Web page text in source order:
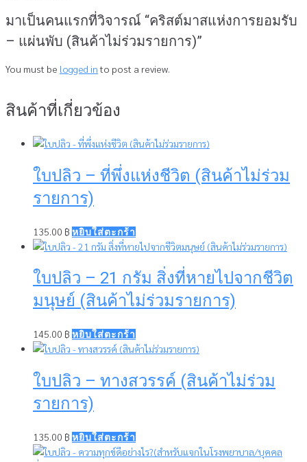
มาเป็นคนแรกที่วิจารณ์ “คริสต์มาสแห่งการยอมรับ
– แผ่นพับ (สินค้าไม่ร่วมรายการ)”
You must be logged into post a review.
สินค้าที่เกี่ยวข้อง
ใบปลิว – ที่พึ่งแห่งชีวิต (สินค้าไม่ร่วม
รายการ)
135.00 ฿ หยิบใส่ตะกร้า
ใบปลิว – 21 กรัม สิ่งที่หายไปจากชีวิต
มนุษย์ (สินค้าไม่ร่วมรายการ)
145.00 ฿ หยิบใส่ตะกร้า
ใบปลิว – ทางสวรรค์ (สินค้าไม่ร่วม
รายการ)
135.00 ฿ หยิบใส่ตะกร้า